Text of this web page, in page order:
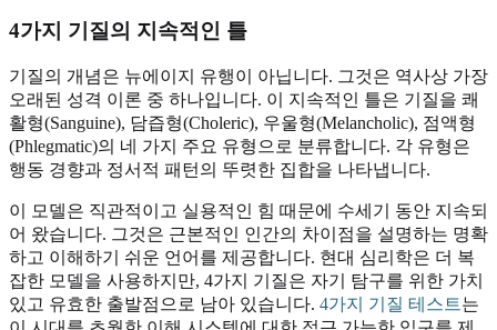
4가지 기질의 지속적인 틀
기질의 개념은 뉴에이지 유행이 아닙니다. 그것은 역사상 가장
오래된 성격 이론 중 하나입니다. 이 지속적인 틀은 기질을 쾌
활형(Sanguine), 담즙형(Choleric), 우울형(Melancholic), 점액형
(Phlegmatic)의 네 가지 주요 유형으로 분류합니다. 각 유형은
행동 경향과 정서적 패턴의 뚜렷한 집합을 나타냅니다.
이 모델은 직관적이고 실용적인 힘 때문에 수세기 동안 지속되
어 왔습니다. 그것은 근본적인 인간의 차이점을 설명하는 명확
하고 이해하기 쉬운 언어를 제공합니다. 현대 심리학은 더 복
잡한 모델을 사용하지만, 4가지 기질은 자기 탐구를 위한 가치
있고 유효한 출발점으로 남아 있습니다. 4가지 기질 테스트는